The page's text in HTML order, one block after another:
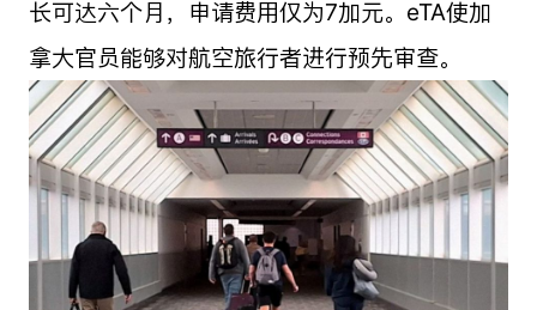
长可达六个月，申请费用仅为7加元。eTA使加
拿大官员能够对航空旅行者进行预先审查。